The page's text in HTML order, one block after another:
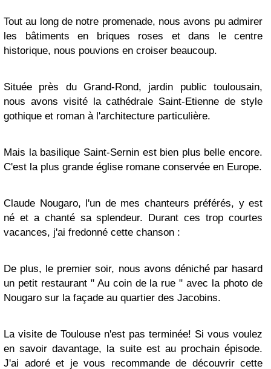
Tout au long de notre promenade, nous avons pu admirer
les bâtiments en briques roses et dans le centre
historique, nous pouvions en croiser beaucoup.
Située près du Grand-Rond, jardin public toulousain,
nous avons visité la cathédrale Saint-Etienne de style
gothique et roman à l'architecture particulière.
Mais la basilique Saint-Sernin est bien plus belle encore.
C'est la plus grande église romane conservée en Europe.
Claude Nougaro, l'un de mes chanteurs préférés, y est
né et a chanté sa splendeur. Durant ces trop courtes
vacances, j'ai fredonné cette chanson :
De plus, le premier soir, nous avons déniché par hasard
un petit restaurant " Au coin de la rue " avec la photo de
Nougaro sur la façade au quartier des Jacobins.
La visite de Toulouse n'est pas terminée! Si vous voulez
en savoir davantage, la suite est au prochain épisode.
J'ai adoré et je vous recommande de découvrir cette